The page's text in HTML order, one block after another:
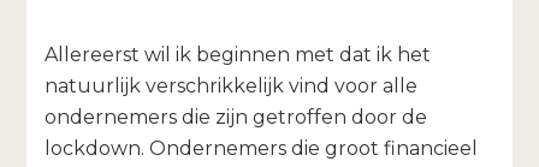
Allereerst wil ik beginnen met dat ik het
natuurlijk verschrikkelijk vind voor alle
ondernemers die zijn getroffen door de
lockdown. Ondernemers die groot financieel